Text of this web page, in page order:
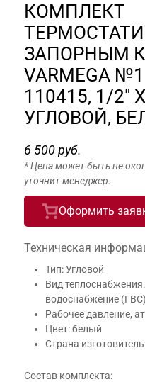
КОМПЛЕКТ
ЗАПОРНЫМ
VARMEGA
110415, 1/2"
УГЛОВОЙ,
6 500 руб.
* Цена может быть не
уточнит менеджер.
Оформить
Техническая
Тип: Угловой
Вид
водоснабжение (ГВС)
Рабочее давление,
Цвет: белый
Страна
Состав комплекта: